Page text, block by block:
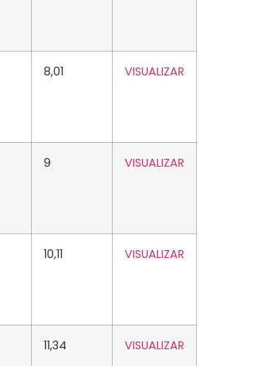
8,01 VISUALIZAR
9 VISUALIZAR
10,11 VISUALIZAR
11,34 VISUALIZAR